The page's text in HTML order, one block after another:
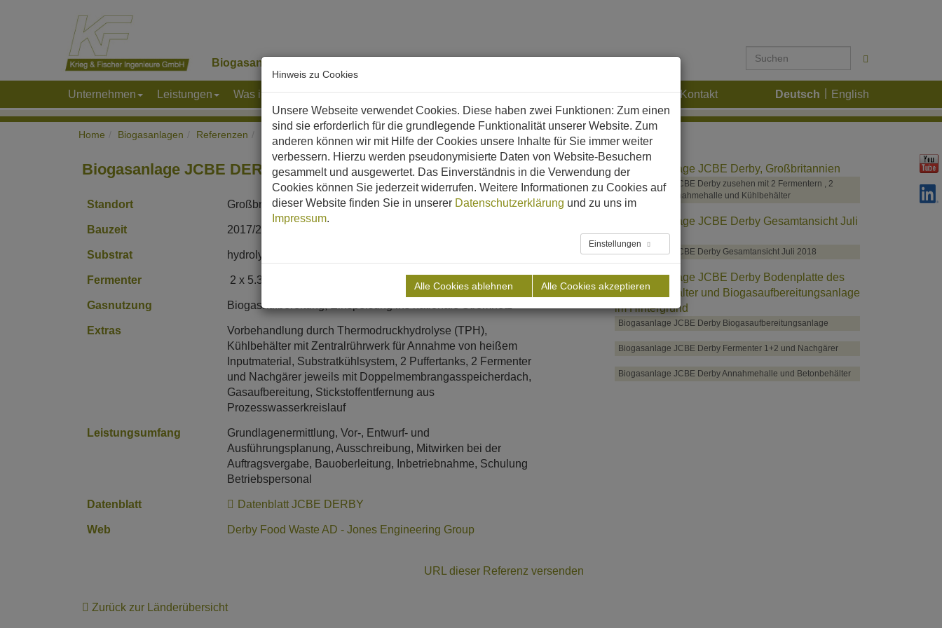
Biogasanlagen
Unternehmen Leistungen Was ist Biogas & Biomethan? Referenzen Downloads Aktuelles Karriere Kontakt Deutsch English
Home Biogasanlagen Referenzen Europa Großbritannien JCBE DERBY
Biogasanlage JCBE DERBY
Standort Großbritannien, Derby
Bauzeit 2017/2018
Substrat hydrolysierte Küchen-, Schlachthaus und Papierabfälle
Fermenter 2 x 5.300 m³ Stahlbeton
Gasnutzung Biogasaufbereitung, Einspeisung ins nationale Stromnetz
Extras
Vorbehandlung durch Thermodruckhydrolyse (TPH),
Kühlbehälter mit Zentralrührwerk für Annahme von heißem
Inputmaterial, Substratkühlsystem, 2 Puffertanks, 2 Fermenter
und Nachgärer jeweils mit Doppelmembrangasspeicherdach,
Gasaufbereitung, Stickstoffentfernung aus
Prozesswasserkreislauf
Leistungsumfang
Grundlagenermittlung, Vor-, Entwurf- und
Ausführungsplanung, Ausschreibung, Mitwirken bei der
Auftragsvergabe, Bauoberleitung, Inbetriebnahme, Schulung
Betriebspersonal
Datenblatt Datenblatt JCBE DERBY
Web Derby Food Waste AD - Jones Engineering Group
URL dieser Referenz versenden
Zurück zur Länderübersicht
Biogasanlage JCBE Derby zusehen mit 2 Fermentern , 2
Puffertanks , Annahmehalle und Kühlbehälter
Biogasanlage JCBE Derby Gesamtansicht Juli 2018
Biogasanlage JCBE Derby Biogasaufbereitungsanlage
Biogasanlage JCBE Derby Fermenter 1+2 und Nachgärer
Biogasanlage JCBE Derby Annahmehalle und Betonbehälter
Hinweis zu Cookies
Unsere Webseite verwendet Cookies. Diese haben zwei Funktionen: Zum einen
sind sie erforderlich für die grundlegende Funktionalität unserer Website. Zum
anderen können wir mit Hilfe der Cookies unsere Inhalte für Sie immer weiter
verbessern. Hierzu werden pseudonymisierte Daten von Website-Besuchern
gesammelt und ausgewertet. Das Einverständnis in die Verwendung der
Cookies können Sie jederzeit widerrufen. Weitere Informationen zu Cookies auf
dieser Website finden Sie in unserer Datenschutzerklärung und zu uns im
Impressum.
Einstellungen
Alle Cookies ablehnen Alle Cookies akzeptieren